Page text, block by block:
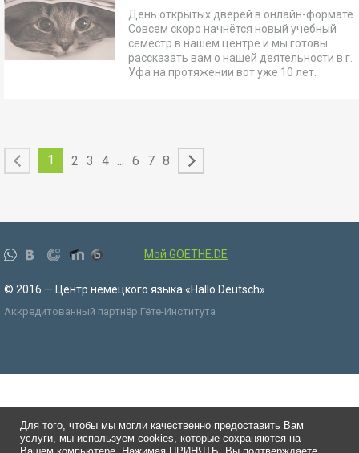
День открытых дверей в онлайн-формате
Совсем скоро начнётся новый учебный
семестр в нашем центре и мы готовы
рассказать вам о нашей деятельности в г.
Уфа на протяжении вот уже 10 лет.
1 2 3 4 6 7 8
© 2016 — Центр немецкого языка «Hallo Deutsch»
Аккредитованный партнёр Гёте-Института
Для того, чтобы мы могли качественно предоставить Вам
услуги, мы используем cookies, которые сохраняются на
Мой GOETHE.DE